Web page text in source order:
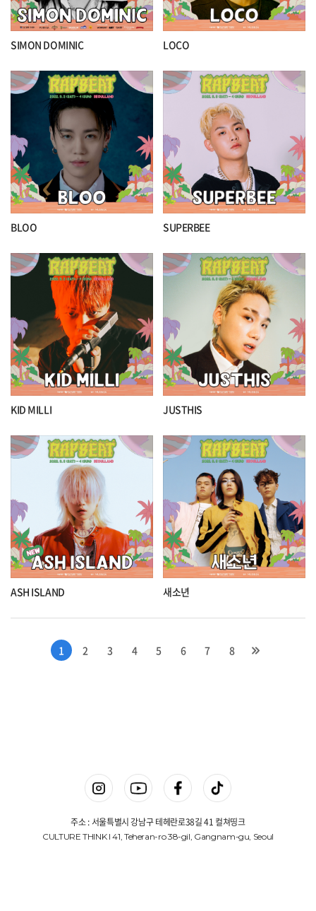
SIMON DOMINIC LOCO
BLOO SUPERBEE
KID MILLI JUSTHIS
ASH ISLAND 새소년
1 2 3 4 5 6 7 8
주소 : 서울특별시 강남구 테헤란로38길 41 컬쳐띵크
CULTURE THINK I 41, Teheran-ro 38-gil, Gangnam-gu, Seoul